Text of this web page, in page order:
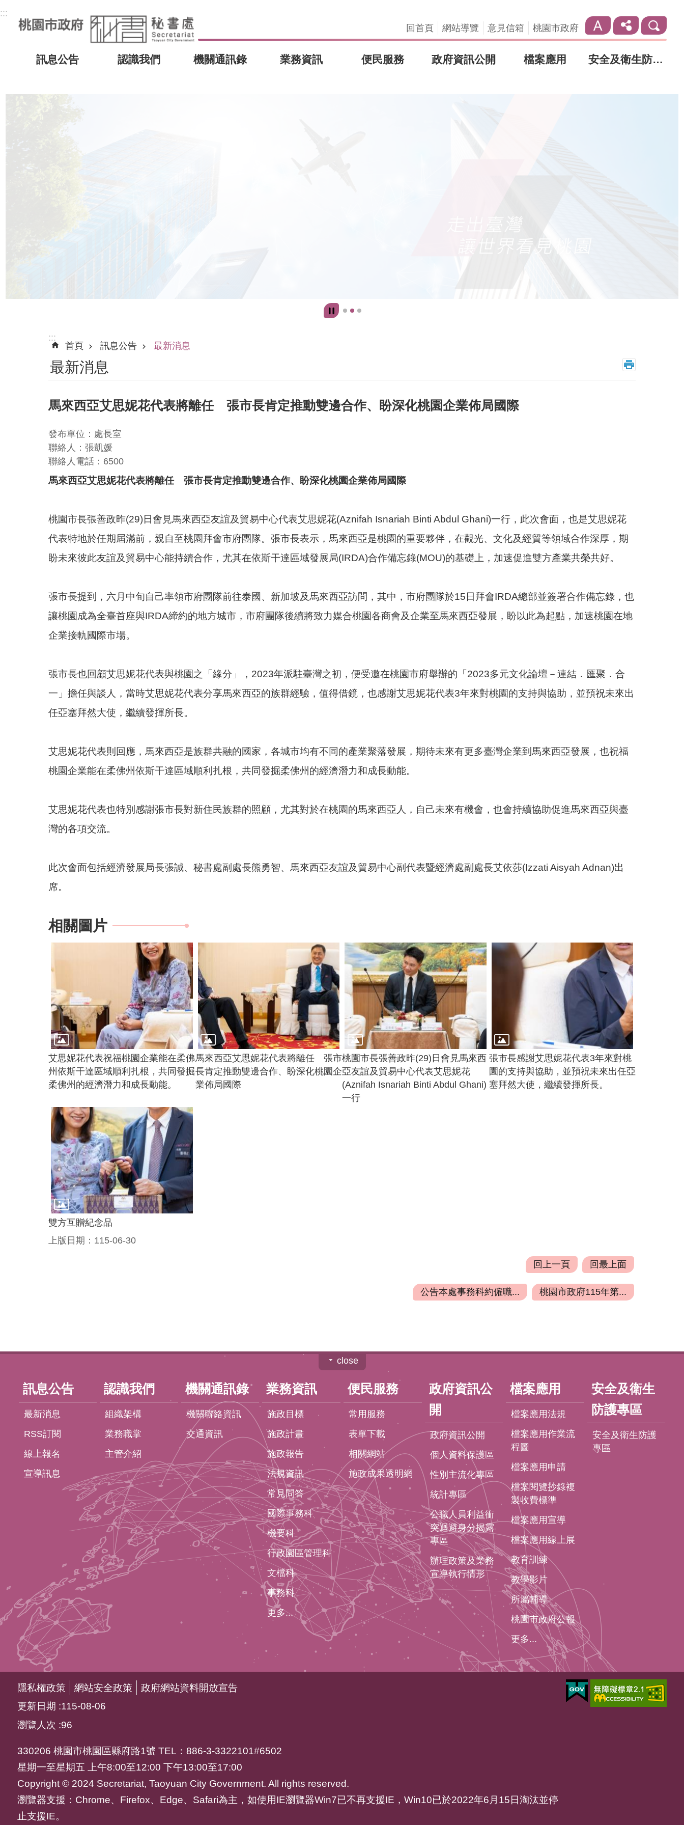
:::
回首頁
網站導覽 意見信箱 桃園市政府
訊息公告 認識我們 機關通訊錄 業務資訊 便民服務 政府資訊公開 檔案應用 安全及衛生防護專區
:::
首頁
訊息公告 最新消息
最新消息
馬來西亞艾思妮花代表將離任 張市長肯定推動雙邊合作、盼深化桃園企業佈局國際
發布單位：處長室
聯絡人：張凱媛
聯絡人電話：6500
馬來西亞艾思妮花代表將離任 張市長肯定推動雙邊合作、盼深化桃園企業佈局國際
桃園市長張善政昨(29)日會見馬來西亞友誼及貿易中心代表艾思妮花(Aznifah Isnariah Binti Abdul Ghani)一行，此次會面，也是艾思妮花
代表特地於任期屆滿前，親自至桃園拜會市府團隊。張市長表示，馬來西亞是桃園的重要夥伴，在觀光、文化及經貿等領域合作深厚，期
盼未來彼此友誼及貿易中心能持續合作，尤其在依斯干達區域發展局(IRDA)合作備忘錄(MOU)的基礎上，加速促進雙方產業共榮共好。
張市長提到，六月中旬自己率領市府團隊前往泰國、新加坡及馬來西亞訪問，其中，市府團隊於15日拜會IRDA總部並簽署合作備忘錄，也
讓桃園成為全臺首座與IRDA締約的地方城市，市府團隊後續將致力媒合桃園各商會及企業至馬來西亞發展，盼以此為起點，加速桃園在地
企業接軌國際市場。
張市長也回顧艾思妮花代表與桃園之「緣分」，2023年派駐臺灣之初，便受邀在桃園市府舉辦的「2023多元文化論壇－連結．匯聚．合
一」擔任與談人，當時艾思妮花代表分享馬來西亞的族群經驗，值得借鏡，也感謝艾思妮花代表3年來對桃園的支持與協助，並預祝未來出
任亞塞拜然大使，繼續發揮所長。
艾思妮花代表則回應，馬來西亞是族群共融的國家，各城市均有不同的產業聚落發展，期待未來有更多臺灣企業到馬來西亞發展，也祝福
桃園企業能在柔佛州依斯干達區域順利扎根，共同發掘柔佛州的經濟潛力和成長動能。
艾思妮花代表也特別感謝張市長對新住民族群的照顧，尤其對於在桃園的馬來西亞人，自己未來有機會，也會持續協助促進馬來西亞與臺
灣的各項交流。
此次會面包括經濟發展局長張誠、秘書處副處長熊勇智、馬來西亞友誼及貿易中心副代表暨經濟處副處長艾依莎(Izzati Aisyah Adnan)出
席。
相關圖片
艾思妮花代表祝福桃園企業能在柔佛
州依斯干達區域順利扎根，共同發掘
柔佛州的經濟潛力和成長動能。
馬來西亞艾思妮花代表將離任 張市
長肯定推動雙邊合作、盼深化桃園企
業佈局國際
桃園市長張善政昨(29)日會見馬來西
亞友誼及貿易中心代表艾思妮花
(Aznifah Isnariah Binti Abdul Ghani)
一行
張市長感謝艾思妮花代表3年來對桃
園的支持與協助，並預祝未來出任亞
塞拜然大使，繼續發揮所長。
雙方互贈紀念品
上版日期：115-06-30
回上一頁 回最上面
公告本處事務科約僱職... 桃園市政府115年第...
close
訊息公告
最新消息
RSS訂閱
線上報名
宣導訊息
認識我們
組織架構
業務職掌
主管介紹
機關通訊錄
機關聯絡資訊
交通資訊
業務資訊
施政目標
施政計畫
施政報告
法規資訊
常見問答
國際事務科
機要科
行政園區管理科
文檔科
事務科
更多...
便民服務
常用服務
表單下載
相關網站
施政成果透明網
政府資訊公
開
政府資訊公開
個人資料保護區
性別主流化專區
統計專區
公職人員利益衝
突迴避身分揭露
專區
辦理政策及業務
宣導執行情形
檔案應用
檔案應用法規
檔案應用作業流
程圖
檔案應用申請
檔案閱覽抄錄複
製收費標準
檔案應用宣導
檔案應用線上展
教育訓練
教學影片
所屬輔導
桃園市政府公報
更多...
安全及衛生
防護專區
安全及衛生防護
專區
隱私權政策 網站安全政策
政府網站資料開放宣告
更新日期 115-08-06
瀏覽人次 96
330206 桃園市桃園區縣府路1號 TEL：886-3-3322101#6502
星期一至星期五 上午8:00至12:00 下午13:00至17:00
Copyright © 2024 Secretariat, Taoyuan City Government. All rights reserved.
瀏覽器支援：Chrome、Firefox、Edge、Safari為主，如使用IE瀏覽器Win7已不再支援IE，Win10已於2022年6月15日淘汰並停
止支援IE。